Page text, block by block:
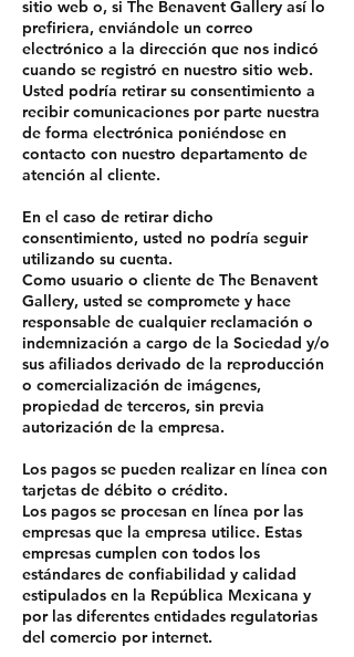
sitio web o, si The Benavent Gallery así lo
prefiriera, enviándole un correo
electrónico a la dirección que nos indicó
cuando se registró en nuestro sitio web.
Usted podría retirar su consentimiento a
recibir comunicaciones por parte nuestra
de forma electrónica poniéndose en
contacto con nuestro departamento de
atención al cliente.
En el caso de retirar dicho
consentimiento, usted no podría seguir
utilizando su cuenta.
Como usuario o cliente de The Benavent
Gallery, usted se compromete y hace
responsable de cualquier reclamación o
indemnización a cargo de la Sociedad y/o
sus afiliados derivado de la reproducción
o comercialización de imágenes,
propiedad de terceros, sin previa
autorización de la empresa.
Los pagos se pueden realizar en línea con
tarjetas de débito o crédito.
Los pagos se procesan en línea por las
empresas que la empresa utilice. Estas
empresas cumplen con todos los
estándares de confiabilidad y calidad
estipulados en la República Mexicana y
por las diferentes entidades regulatorias
del comercio por internet.